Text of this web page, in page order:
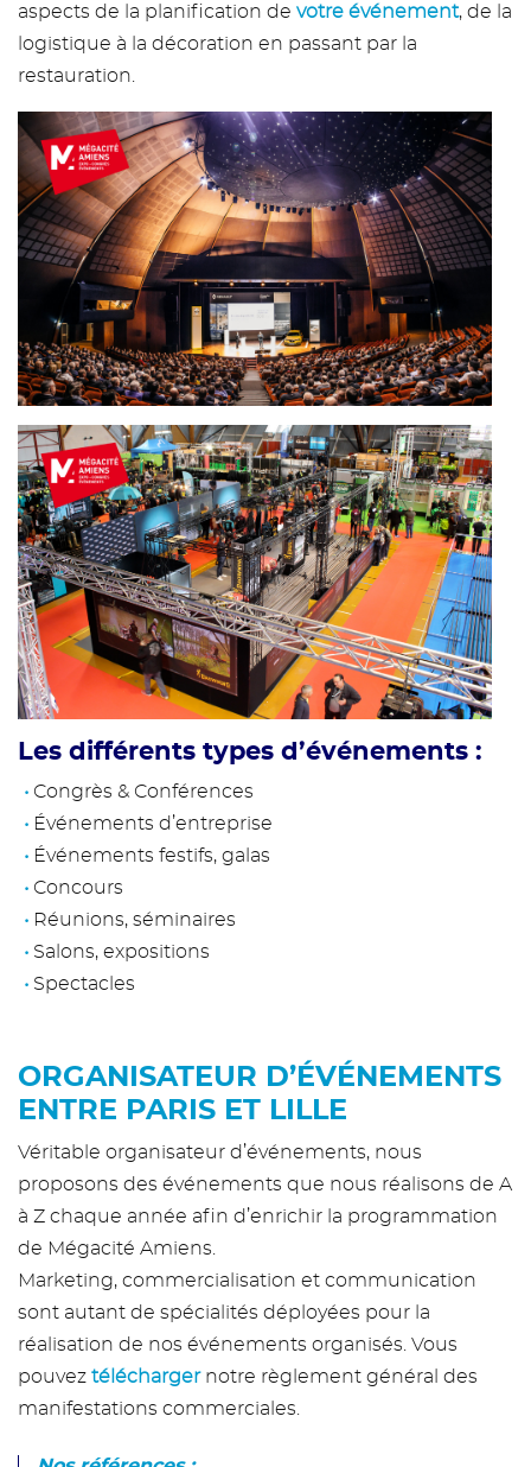
aspects de la planification de votre événement, de la
logistique à la décoration en passant par la
restauration.
Les différents types d’événements :
Congrès & Conférences
Événements d’entreprise
Événements festifs, galas
Concours
Réunions, séminaires
Salons, expositions
Spectacles
ORGANISATEUR D’ÉVÉNEMENTS
ENTRE PARIS ET LILLE
Véritable organisateur d’événements, nous
proposons des événements que nous réalisons de A
à Z chaque année afin d’enrichir la programmation
de Mégacité Amiens.
Marketing, commercialisation et communication
sont autant de spécialités déployées pour la
réalisation de nos événements organisés. Vous
pouvez télécharger notre règlement général des
manifestations commerciales.